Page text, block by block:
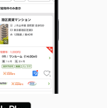
市羽屋２丁目